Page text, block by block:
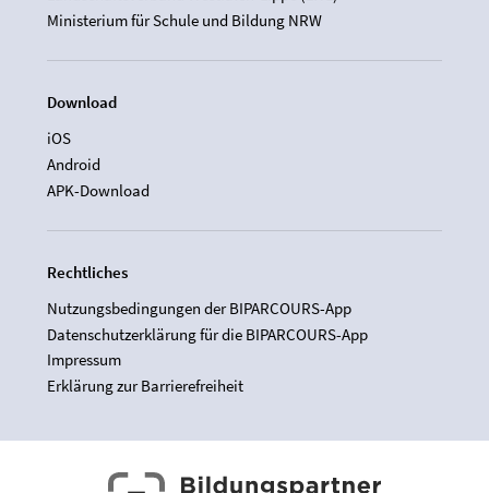
Ministerium für Schule und Bildung NRW
Download
iOS
Android
APK-Download
Rechtliches
Nutzungsbedingungen der BIPARCOURS-App
Datenschutzerklärung für die BIPARCOURS-App
Impressum
Erklärung zur Barrierefreiheit